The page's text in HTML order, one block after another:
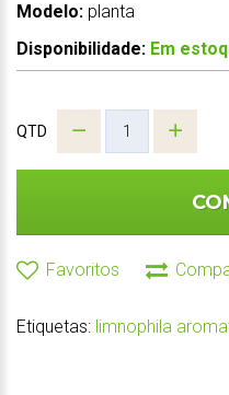
Modelo: planta
Disponibilidade: Em
QTD
Favoritos
Etiquetas: limnophila